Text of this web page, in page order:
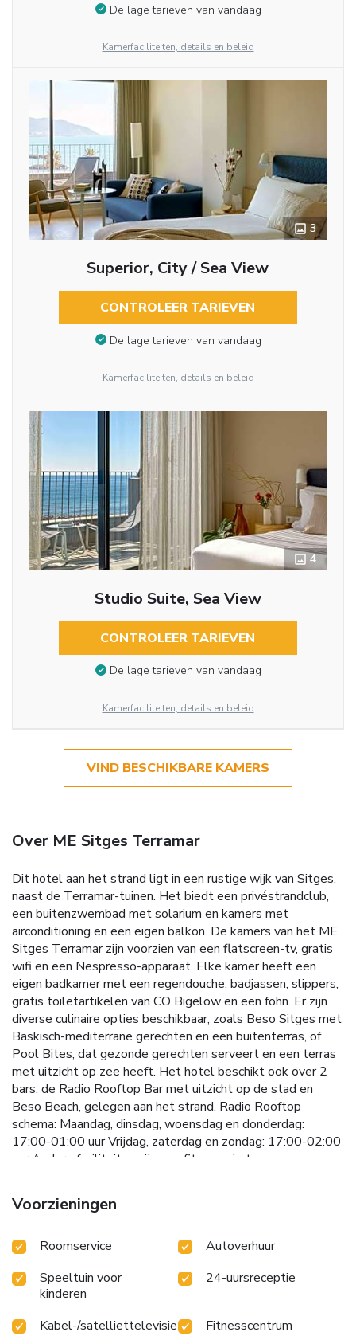
De lage tarieven van vandaag
Kamerfaciliteiten, details en beleid
3
Superior, City / Sea View
CONTROLEER TARIEVEN
De lage tarieven van vandaag
Kamerfaciliteiten, details en beleid
4
Studio Suite, Sea View
CONTROLEER TARIEVEN
De lage tarieven van vandaag
Kamerfaciliteiten, details en beleid
VIND BESCHIKBARE KAMERS
Over ME Sitges Terramar
Dit hotel aan het strand ligt in een rustige wijk van Sitges,
naast de Terramar-tuinen. Het biedt een privéstrandclub,
een buitenzwembad met solarium en kamers met
airconditioning en een eigen balkon. De kamers van het ME
Sitges Terramar zijn voorzien van een flatscreen-tv, gratis
wifi en een Nespresso-apparaat. Elke kamer heeft een
eigen badkamer met een regendouche, badjassen, slippers,
gratis toiletartikelen van CO Bigelow en een föhn. Er zijn
diverse culinaire opties beschikbaar, zoals Beso Sitges met
Baskisch-mediterrane gerechten en een buitenterras, of
Pool Bites, dat gezonde gerechten serveert en een terras
met uitzicht op zee heeft. Het hotel beschikt ook over 2
bars: de Radio Rooftop Bar met uitzicht op de stad en
Beso Beach, gelegen aan het strand. Radio Rooftop
schema: Maandag, dinsdag, woensdag en donderdag:
17:00-01:00 uur Vrijdag, zaterdag en zondag: 17:00-02:00
uur Andere faciliteiten zijn een fitnessruimte en een
hoogseizoen (juli en augustus), van woensdag tot en met
zondag van 10:00 tot 18:00 uur, en is twee dagen per
welkom en kunnen gebruikmaken van de faciliteiten op de
steenworp afstand van het Terramar. U kunt het centrum
van Barcelona in 40 minuten bereiken met de auto of trein.
De luchthaven van Barcelona ligt op 24 km afstand. Er is
privéparkeergelegenheid beschikbaar tegen betaling.
Voorzieningen
Roomservice
Autoverhuur
Speeltuin voor
kinderen
24-uursreceptie
Kabel-/satelliettelevisie
Fitnesscentrum